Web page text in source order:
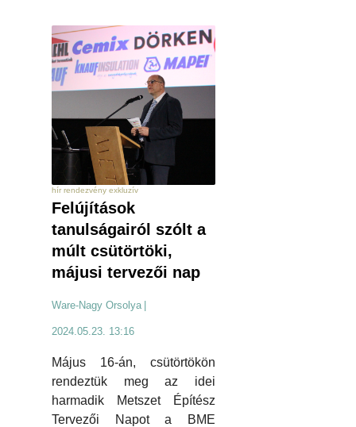
hír rendezvény exkluzív
Felújítások
tanulságairól szólt a
múlt csütörtöki,
májusi tervezői nap
Ware-Nagy Orsolya
2024.05.23. 13:16
Május 16-án, csütörtökön
rendeztük meg az idei
harmadik Metszet Építész
Tervezői Napot a BME